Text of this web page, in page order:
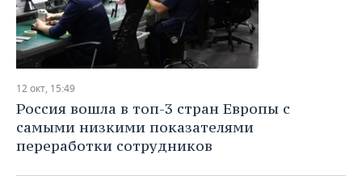
12 окт, 15:49
Россия вошла в топ-3 стран Европы с
самыми низкими показателями
переработки сотрудников